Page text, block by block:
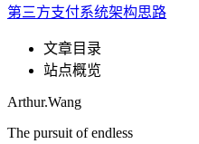
第三方支付系统架构思路
文章目录
站点概览
Arthur.Wang
The pursuit of endless